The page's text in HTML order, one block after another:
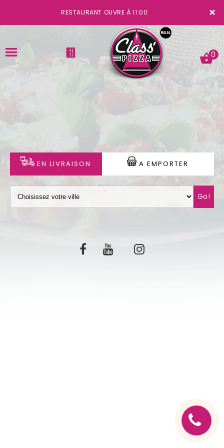
×
RESTAURANT OUVRE À 11:00
ACCUEIL
VOTRE COMPTE
NOTRE RESTAURANT
VOS AVIS
0
EN LIVRAISON A EMPORTER
Go!